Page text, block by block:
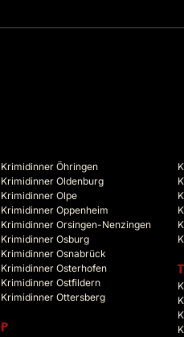
Krimidinner Öhringen
Krimidinner Oldenburg
Krimidinner Olpe
Krimidinner Oppenheim
Krimidinner Orsingen-Nenzingen
Krimidinner Osburg
Krimidinner Osnabrück
Krimidinner Osterhofen
Krimidinner Ostfildern
Krimidinner Ottersberg
P
T